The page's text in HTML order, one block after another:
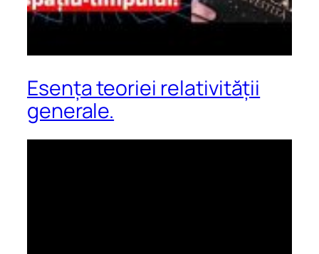
Esența teoriei relativității
generale.